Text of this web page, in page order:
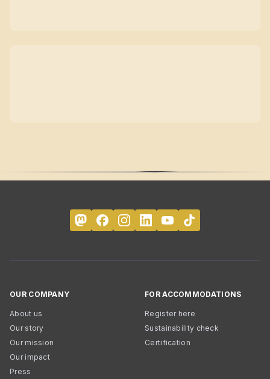
OUR COMPANY
About us
Our story
Our mission
Our impact
Press
FOR ACCOMMODATIONS
Register here
Sustainability check
Certification